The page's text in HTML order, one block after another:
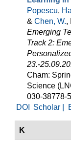
Popescu,
& Chen, W.,
Emerging
Track 2:
23.-
Cham:
Science
030-38778-5
DOI
Scholar |
K